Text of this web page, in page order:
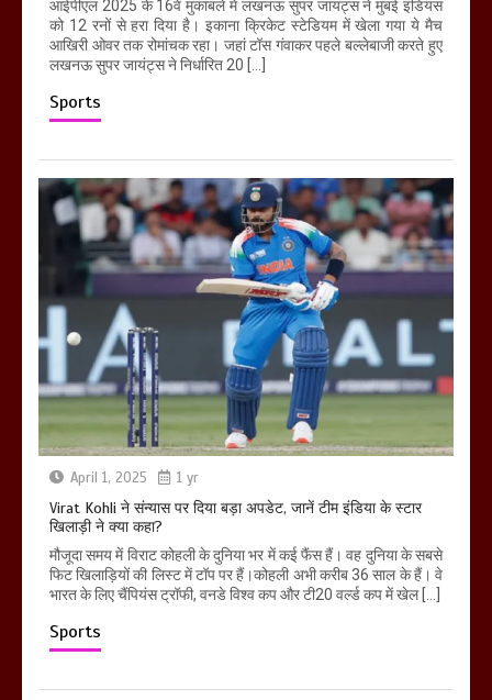
आईपीएल 2025 के 16वें मुकाबले में लखनऊ सुपर जायंट्स ने मुंबई इंडियंस
को 12 रनों से हरा दिया है। इकाना क्रिकेट स्टेडियम में खेला गया ये मैच
आखिरी ओवर तक रोमांचक रहा। जहां टॉस गंवाकर पहले बल्लेबाजी करते हुए
लखनऊ सुपर जायंट्स ने निर्धारित 20 […]
Sports
April 1, 2025 1 yr
Virat Kohli ने संन्यास पर दिया बड़ा अपडेट, जानें टीम इंडिया के स्टार
खिलाड़ी ने क्या कहा?
मौजूदा समय में विराट कोहली के दुनिया भर में कई फैंस हैं। वह दुनिया के सबसे
फिट खिलाड़ियों की लिस्ट में टॉप पर हैं।कोहली अभी करीब 36 साल के हैं। वे
भारत के लिए चैंपियंस ट्रॉफी, वनडे विश्व कप और टी20 वर्ल्ड कप में खेल […]
Sports